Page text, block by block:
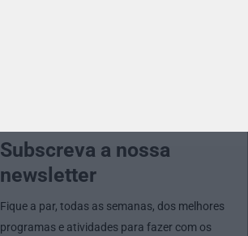
Subscreva a nossa
newsletter
Fique a par, todas as semanas, dos melhores
programas e atividades para fazer com os